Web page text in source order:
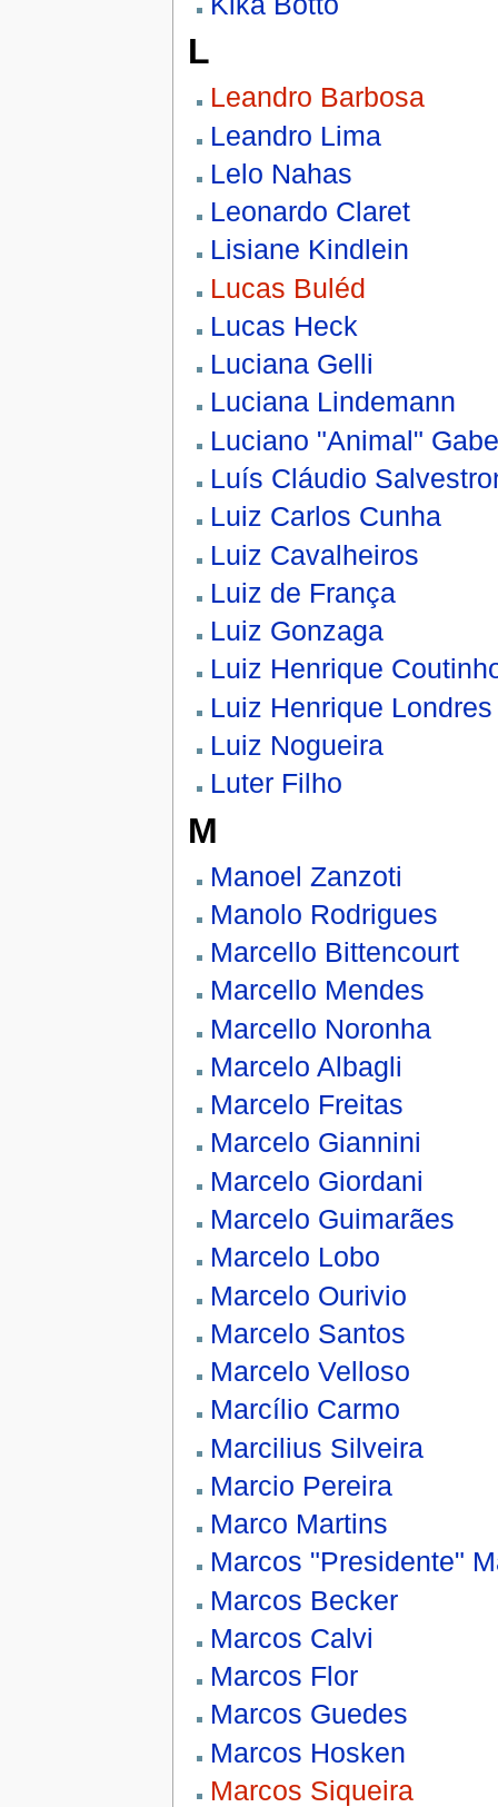
L
Leandro Barbosa
Leandro Lima
Lelo Nahas
Leonardo Claret
Lisiane Kindlein
Lucas Buléd
Lucas Heck
Luciana Gelli
Luciana Lindemann
Luciano "Animal"
Luís Cláudio
Luiz Carlos Cunha
Luiz Cavalheiros
Luiz de França
Luiz Gonzaga
Luiz Henrique
Luiz Henrique Londres
Luiz Nogueira
Luter Filho
M
Manoel Zanzoti
Manolo Rodrigues
Marcello Bittencourt
Marcello Mendes
Marcello Noronha
Marcelo Albagli
Marcelo Freitas
Marcelo Giannini
Marcelo Giordani
Marcelo Guimarães
Marcelo Lobo
Marcelo Ourivio
Marcelo Santos
Marcelo Velloso
Marcílio Carmo
Marcilius Silveira
Marcio Pereira
Marco Martins
Marcos "Presidente"
Marcos Becker
Marcos Calvi
Marcos Flor
Marcos Guedes
Marcos Hosken
Marcos Siqueira